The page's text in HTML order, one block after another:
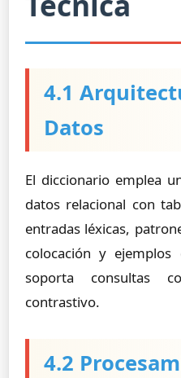
4.1
Datos
El diccionario emplea
datos relacional con
entradas léxicas,
colocación y
soporta consultas
contrastivo.
4.2